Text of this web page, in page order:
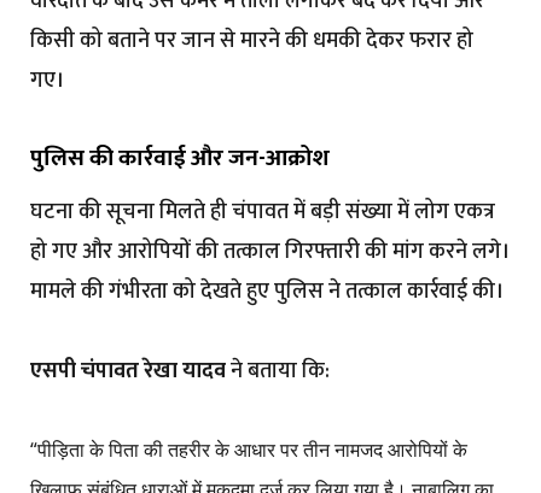
किसी को बताने पर जान से मारने की धमकी देकर फरार हो
गए।
पुलिस की कार्रवाई और जन-आक्रोश
घटना की सूचना मिलते ही चंपावत में बड़ी संख्या में लोग एकत्र
हो गए और आरोपियों की तत्काल गिरफ्तारी की मांग करने लगे।
मामले की गंभीरता को देखते हुए पुलिस ने तत्काल कार्रवाई की।
एसपी चंपावत रेखा यादवने बताया कि:
“पीड़िता के पिता की तहरीर के आधार पर तीन नामजद आरोपियों के